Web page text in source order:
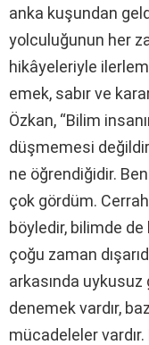
anka kuşundan
yolculuğunun her
hikâyeleriyle
emek, sabır ve
Özkan, “Bilim
düşmemesi
ne öğrendiğidir.
çok gördüm.
böyledir, bilimde
çoğu zaman
arkasında
denemek vardır,
mücadeleler vardır.